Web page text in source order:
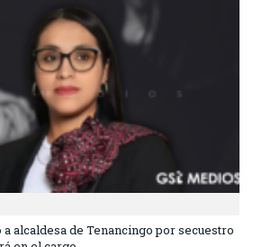
alcaldesa de Tenancingo por secuestro